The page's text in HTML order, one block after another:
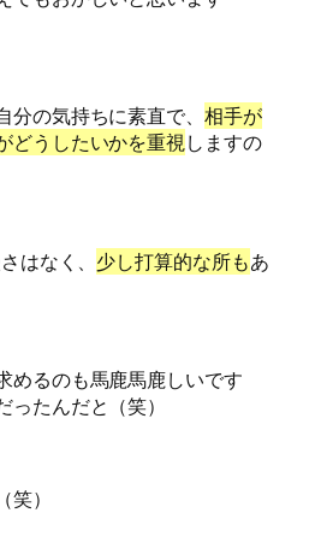
の気持ちに素直で、 相手が
どうしたいかを重視しますの
はなく、 少し打算的な所もあ
めるのも馬鹿馬鹿しいです
たんだと（笑）
）